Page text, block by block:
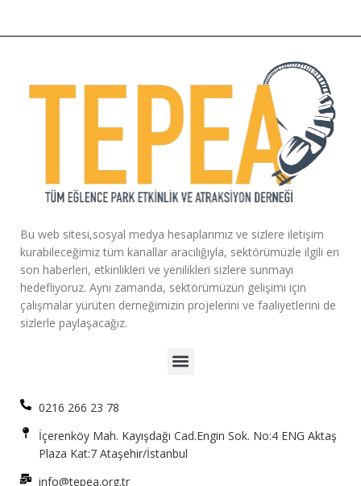
Bu web sitesi,sosyal medya hesaplarımız ve sizlere iletişim
kurabileceğimiz tüm kanallar aracılığıyla, sektörümüzle ilgili en
son haberleri, etkinlikleri ve yenilikleri sizlere sunmayı
hedefliyoruz. Aynı zamanda, sektörümüzün gelişimi için
çalışmalar yürüten derneğimizin projelerini ve faaliyetlerini de
sizlerle paylaşacağız.
0216 266 23 78
İçerenköy Mah. Kayışdağı Cad.Engin Sok. No:4 ENG Aktaş
Plaza Kat:7 Ataşehir/İstanbul
info@tepea.org.tr